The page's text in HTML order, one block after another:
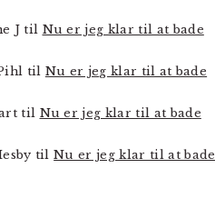
Jtil Nu er jeg klar til at bade
til Nu er jeg klar til at bade
til Nu er jeg klar til at bade
tilNu er jeg klar til at bade